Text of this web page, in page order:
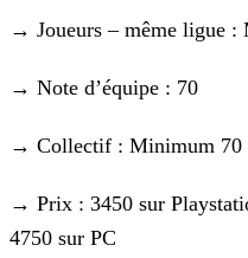
→ Joueurs – même ligue :
→ Note d’équipe : 70
→ Collectif : Minimum 70
→ Prix : 3450 sur
4750 sur PC